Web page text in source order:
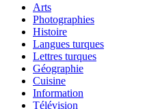
Arts
Photographies
Histoire
Langues turques
Lettres turques
Géographie
Cuisine
Information
Télévision